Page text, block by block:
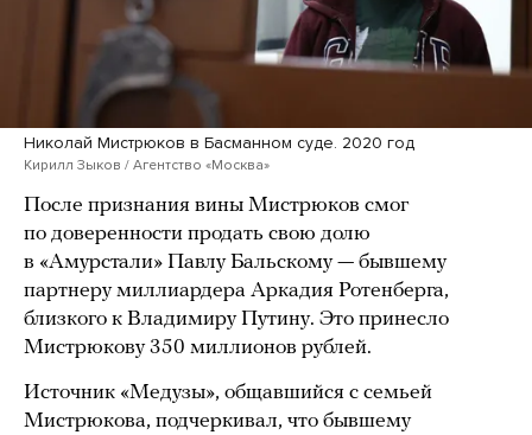
Николай Мистрюков в Басманном суде. 2020 год
Кирилл Зыков / Агентство «Москва»
После признания вины Мистрюков смог
по доверенности продать свою долю
в «Амурстали» Павлу Бальскому — бывшему
партнеру миллиардера Аркадия Ротенберга,
близкого к Владимиру Путину. Это принесло
Мистрюкову 350 миллионов рублей.
Источник «Медузы», общавшийся с семьей
Мистрюкова, подчеркивал, что бывшему